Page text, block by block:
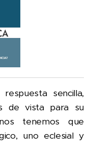
sencilla,
de vista para su
tenemos que
uno eclesial y